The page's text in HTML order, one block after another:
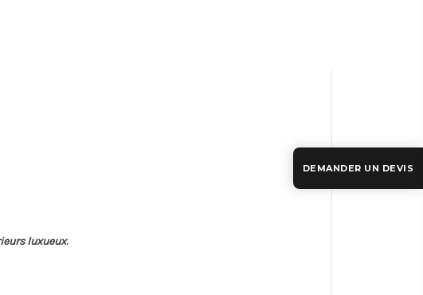
luxueux.
DEMANDER UN DEVIS